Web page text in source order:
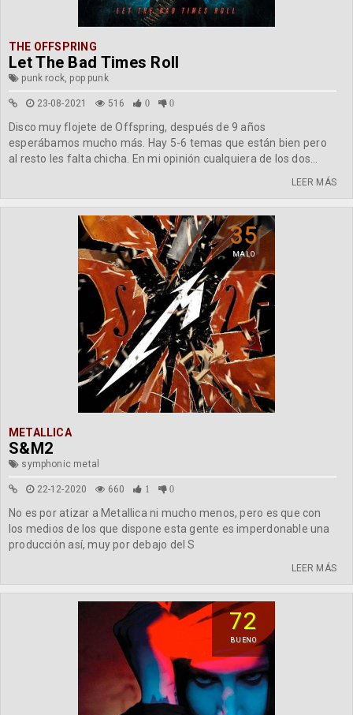
THE OFFSPRING
Let The Bad Times Roll
punk rock, pop punk
23-08-2021 516 0 0
Disco muy flojete de Offspring, después de 9 años
esperábamos mucho más. Hay 5-6 temas que están bien pero
al resto les falta chicha. En mi opinión cualquiera de los dos...
LEER MÁS
35
MALO
METALLICA
S&M2
symphonic metal
22-12-2020 660 1 0
No es por atizar a Metallica ni mucho menos, pero es que con
los medios de los que dispone esta gente es imperdonable una
producción así, muy por debajo del S
LEER MÁS
72
BUENO